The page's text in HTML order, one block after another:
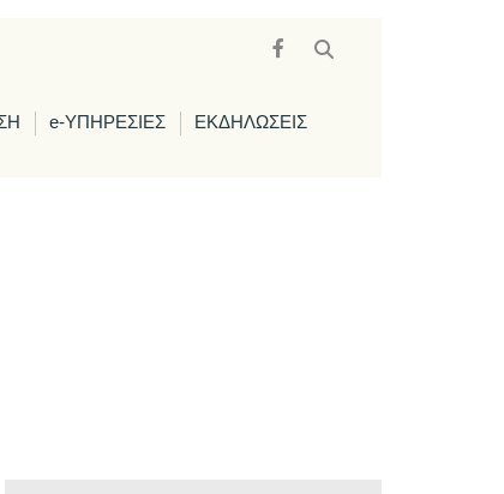
e-ΥΠΗΡΕΣΙΕΣ ΕΚΔΗΛΩΣΕΙΣ